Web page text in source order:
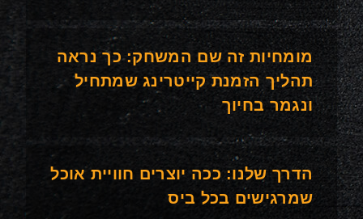
מומחיות זה שם המשחק: כך נראה
תהליך הזמנת קייטרינג שמתחיל
ונגמר בחיוך
הדרך שלנו: ככה יוצרים חוויית אוכל
שמרגישים בכל ביס